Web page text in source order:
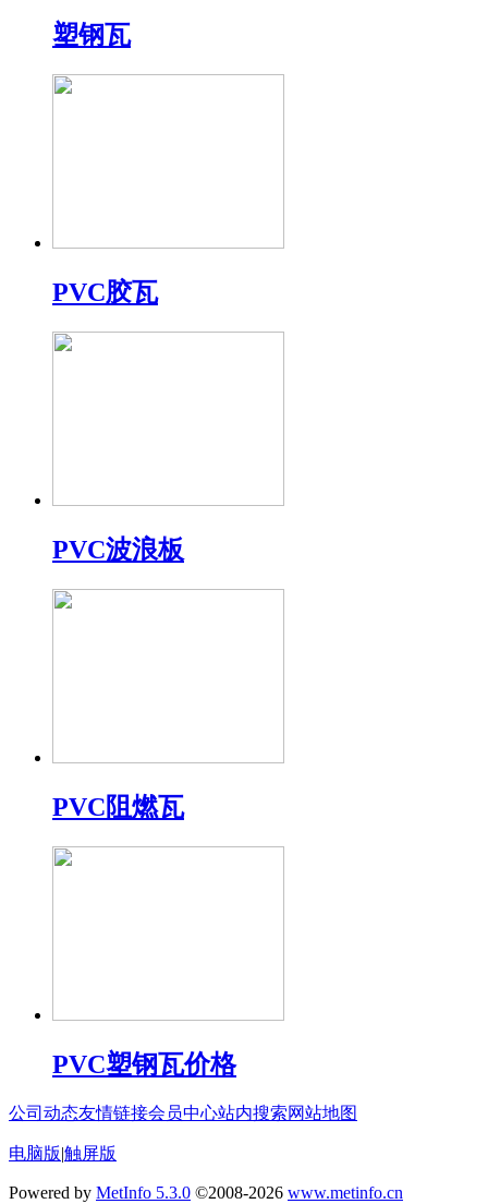
塑钢瓦
PVC胶瓦
PVC波浪板
PVC阻燃瓦
PVC塑钢瓦价格
公司动态友情链接会员中心站内搜索网站地图
电脑版 触屏版
Powered by MetInfo 5.3.0 ©2008-2026 www.metinfo.cn